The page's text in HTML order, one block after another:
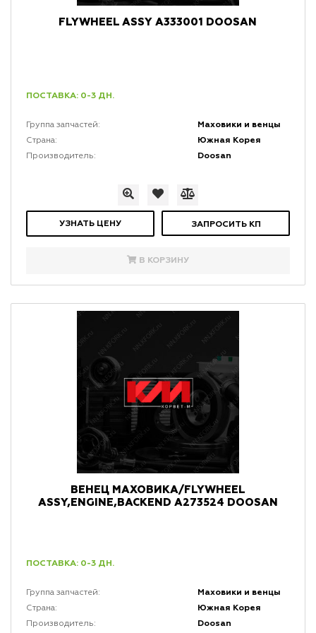
FLYWHEEL ASSY A333001 DOOSAN
ПОСТАВКА: 0-3 ДН.
Группа запчастей: Маховики и венцы
Страна: Южная Корея
Производитель: Doosan
УЗНАТЬ ЦЕНУ ЗАПРОСИТЬ КП
В КОРЗИНУ
ВЕНЕЦ МАХОВИКА/FLYWHEEL
ASSY,ENGINE,BACKEND A273524 DOOSAN
ПОСТАВКА: 0-3 ДН.
Группа запчастей: Маховики и венцы
Страна: Южная Корея
Производитель: Doosan